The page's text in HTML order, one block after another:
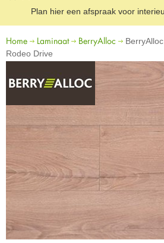
Plan hier een afspraak voor
Home Laminaat BerryAlloc
Rodeo Drive